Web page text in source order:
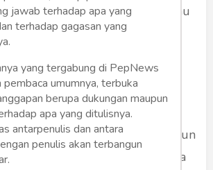
adanya,” ujar Kang Agus. (Beliau
dosen di FISIP Unpad. Wafat
setelah peristiwa
Guru Sejarah kembali
mengajar di kelas kami. Namun
kelas, beliau memanggil ketua
jawab terhadap apa yang
terhadap gagasan yang
yang tergabung di PepNews
pembaca umumnya, terbuka
berupa dukungan maupun
apa yang ditulisnya.
antarpenulis dan antara
penulis akan terbangun